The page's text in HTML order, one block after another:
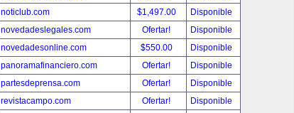
noticlub.com
$1,497.00
Disponible
novedadeslegales.com
Ofertar!
Disponible
novedadesonline.com
$550.00
Disponible
panoramafinanciero.com
Ofertar!
Disponible
partesdeprensa.com
Ofertar!
Disponible
revistacampo.com
Ofertar!
Disponible